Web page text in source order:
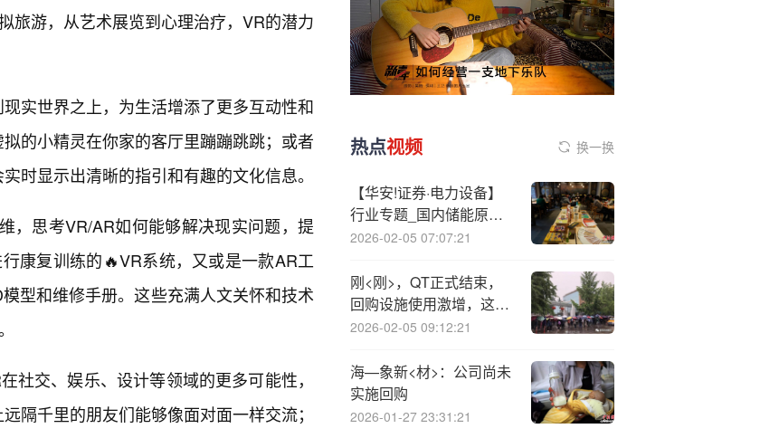
旅游，从艺术展览到心理治疗，VR的潜力
实世界之上，为生活增添了更多互动性和
的小精灵在你家的客厅里蹦蹦跳跳；或者
时显示出清晰的指引和有趣的文化信息。
，思考VR/AR如何能够解决现实问题，提
康复训练的🔥VR系统，又或是一款AR工
型和维修手册。这些充满人文关怀和技术
社交、娱乐、设计等领域的更多可能性，
隔千里的朋友们能够像面对面一样交流；
热点视频 换一换
【华安!证券·电力设备】
行业专题_国内储能原材
料价格上涨，英国大储放
2026-02-05 07:07:21
刚<刚>，QT正式结束，
回购设施使用激增，这对
整体流动性意味着什么？
2026-02-05 09:12:21
海—象新<材>：公司尚未
实施回购
2026-01-27 23:31:21